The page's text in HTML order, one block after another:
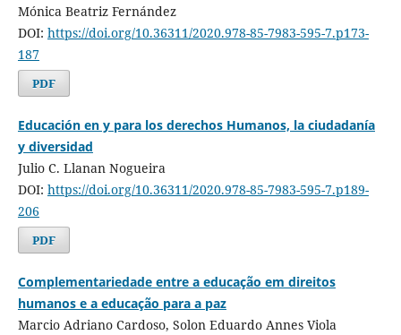
Mónica Beatriz Fernández
DOI: https://doi.org/10.36311/2020.978-85-7983-595-7.p173-
187
PDF
Educación en y para los derechos Humanos, la ciudadanía
y diversidad
Julio C. Llanan Nogueira
DOI: https://doi.org/10.36311/2020.978-85-7983-595-7.p189-
206
PDF
Complementariedade entre a educação em direitos
humanos e a educação para a paz
Marcio Adriano Cardoso, Solon Eduardo Annes Viola